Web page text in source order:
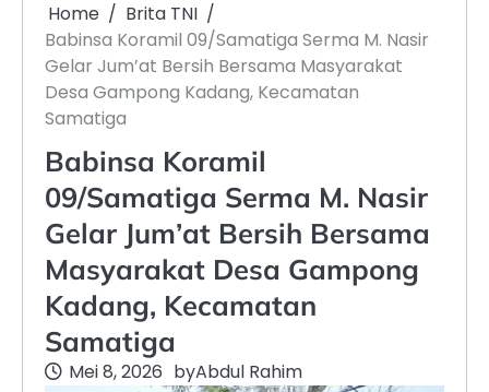
Home
Brita TNI
Babinsa Koramil 09/Samatiga Serma M. Nasir
Gelar Jum’at Bersih Bersama Masyarakat
Desa Gampong Kadang, Kecamatan
Samatiga
Babinsa Koramil
09/Samatiga Serma M. Nasir
Gelar Jum’at Bersih Bersama
Masyarakat Desa Gampong
Kadang, Kecamatan
Samatiga
Mei 8, 2026 byAbdul Rahim